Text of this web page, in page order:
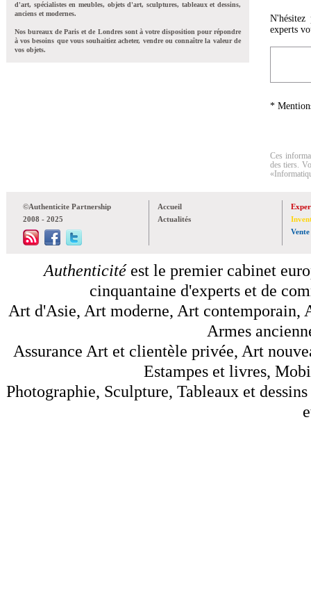
d'art, spécialistes en meubles, objets d'art, sculptures, tableaux et dessins,
anciens et modernes.
Nos bureaux de Paris et de Londres sont à votre disposition pour répondre
à vos besoins que vous souhaitiez acheter, vendre ou connaître la valeur de
vos objets.
N'hésitez
experts
*
Ces
des tiers.
©Authenticite Partnership
2008 - 2025
Accueil
Actualités
Vente
Authenticitéest le premier cabinet
cinquantaine d'experts et de
Art d'Asie, Art moderne, Art contemporain,
Armes
Assurance Art et clientèle privée, Art
Estampes et livres,
Photographie, Sculpture, Tableaux et